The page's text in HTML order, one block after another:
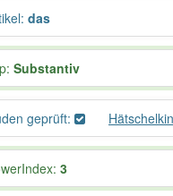
: das
Substantiv
geprüft:
3